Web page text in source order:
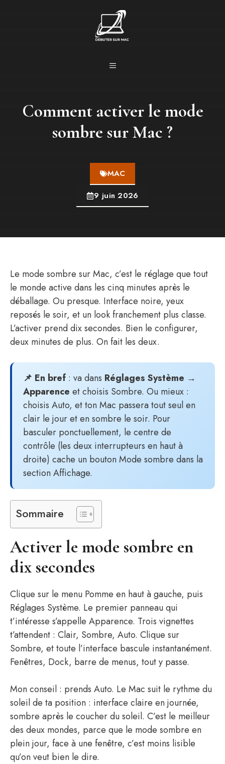
MENU
Comment activer le mode
sombre sur Mac ?
MAC
9 juin 2026
Le mode sombre sur Mac, c’est le réglage que tout
le monde active dans les cinq minutes après le
déballage. Ou presque. Interface noire, yeux
reposés le soir, et un look franchement plus classe.
L’activer prend dix secondes. Bien le configurer,
deux minutes de plus. On fait les deux.
📌 En bref : va dans Réglages Système →
Apparence et choisis Sombre. Ou mieux :
choisis Auto, et ton Mac passera tout seul en
clair le jour et en sombre le soir. Pour
basculer ponctuellement, le centre de
contrôle (les deux interrupteurs en haut à
droite) cache un bouton Mode sombre dans la
section Affichage.
Sommaire
Activer le mode sombre en
dix secondes
Clique sur le menu Pomme en haut à gauche, puis
Réglages Système. Le premier panneau qui
t’intéresse s’appelle Apparence. Trois vignettes
t’attendent : Clair, Sombre, Auto. Clique sur
Sombre, et toute l’interface bascule instantanément.
Fenêtres, Dock, barre de menus, tout y passe.
Mon conseil : prends Auto. Le Mac suit le rythme du
soleil de ta position : interface claire en journée,
sombre après le coucher du soleil. C’est le meilleur
des deux mondes, parce que le mode sombre en
plein jour, face à une fenêtre, c’est moins lisible
qu’on veut bien le dire.